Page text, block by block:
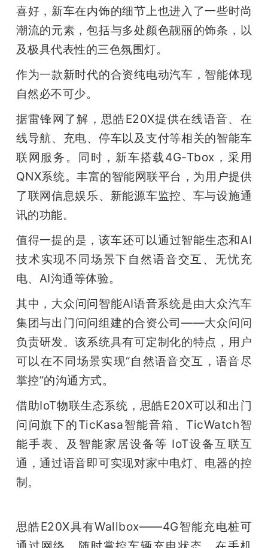
喜好，新车在内饰的细节上也进入了一些时尚
潮流的元素，包括与多处颜色靓丽的饰条，以
及极具代表性的三色氛围灯。
作为一款新时代的合资纯电动汽车，智能体现
自然必不可少。
据雷锋网了解，思皓E20X提供在线语音、在
线导航、充电、停车以及支付等相关的智能车
联网服务。 同时，新车搭载4G-Tbox，采用
QNX系统。丰富的智能网联平台，为用户提供
了联网信息娱乐、新能源车监控、车与设施通
讯的功能。
值得一提的是，该车还可以通过智能生态和AI
技术实现不同场景下自然语音交互、无忧充
电、AI沟通等体验。
其中，大众问问智能AI语音系统是由大众汽车
集团与出门问问组建的合资公司——大众问问
负责研发。该系统具有可定制化的特点，用户
可以在不同场景实现“自然语音交互，语音尽
掌控”的沟通方式。
借助IoT物联生态系统，思皓E20X可以和出门
问问旗下的TicKasa智能音箱、TicWatch智
能手表、及智能家居设备等 IoT设备互联互
通，通过语音即可实现对家中电灯、电器的控
制。
思皓E20X具有Wallbox——4G智能充电桩可